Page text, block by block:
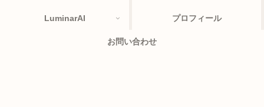
LuminarAI プロフィール
お問い合わせ